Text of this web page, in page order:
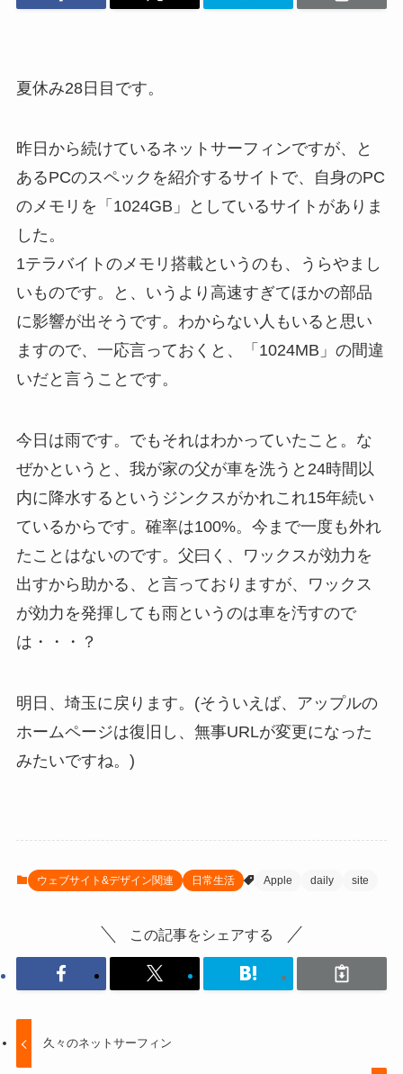
夏休み28日目です。
昨日から続けているネットサーフィンですが、と
あるPCのスペックを紹介するサイトで、自身のPC
のメモリを「1024GB」としているサイトがありま
した。
1テラバイトのメモリ搭載というのも、うらやまし
いものです。と、いうより高速すぎてほかの部品
に影響が出そうです。わからない人もいると思い
ますので、一応言っておくと、「1024MB」の間違
いだと言うことです。
今日は雨です。でもそれはわかっていたこと。な
ぜかというと、我が家の父が車を洗うと24時間以
内に降水するというジンクスがかれこれ15年続い
ているからです。確率は100%。今まで一度も外れ
たことはないのです。父曰く、ワックスが効力を
出すから助かる、と言っておりますが、ワックス
が効力を発揮しても雨というのは車を汚すので
は・・・？
明日、埼玉に戻ります。(そういえば、アップルの
ホームページは復旧し、無事URLが変更になった
みたいですね。)
ウェブサイト&デザイン関連 日常生活 Apple daily site
この記事をシェアする
久々のネットサーフィン